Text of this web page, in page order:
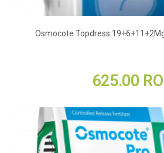
Osmocote Topdress
625.00